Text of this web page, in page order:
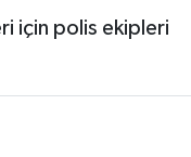
için polis ekipleri